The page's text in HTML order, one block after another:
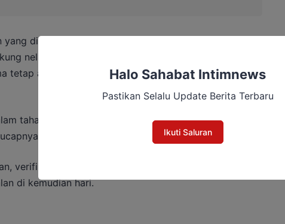
yang disiapkan di antaranya berupa alat tangkap dan
nelayan lainnya. Namun sebelum bantuan disalurkan,
tetap akan melalui proses verifikasi lapangan agar
tahap penajaman data dan pasti melalui proses
verifikasi penting dilakukan agar bantuan tidak
di kemudian hari.
Halo Sahabat Intimnews
Pastikan Selalu Update Berita Terbaru
Ikuti Saluran